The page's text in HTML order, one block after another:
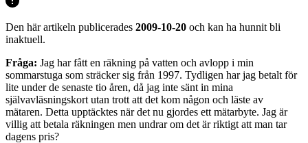
Den här artikeln publicerades 2009-10-20 och kan ha hunnit bli
inaktuell.
Fråga: Jag har fått en räkning på vatten och avlopp i min
sommarstuga som sträcker sig från 1997. Tydligen har jag betalt för
lite under de senaste tio åren, då jag inte sänt in mina
självavläsningskort utan trott att det kom någon och läste av
mätaren. Detta upptäcktes när det nu gjordes ett mätarbyte. Jag är
villig att betala räkningen men undrar om det är riktigt att man tar
dagens pris?